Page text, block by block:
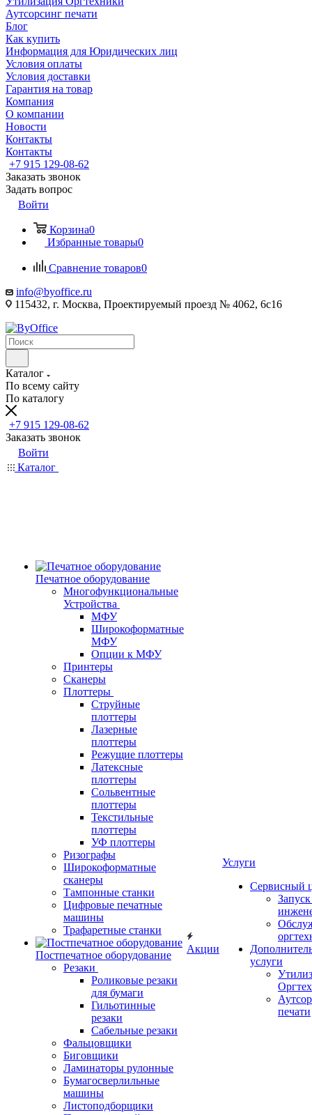
Аутсорсинг печати
Блог
Как купить
Информация для Юридических лиц
Условия оплаты
Условия доставки
Гарантия на товар
Компания
О компании
Новости
Контакты
Контакты
+7 915 129-08-62
Заказать звонок
Задать вопрос
Войти
Корзина0
Избранные товары0
Сравнение товаров0
info@byoffice.ru
115432, г. Москва, Проектируемый проезд № 4062, 6с16
Каталог
По всему сайту
По каталогу
+7 915 129-08-62
Заказать звонок
Войти
Каталог
Печатное оборудование
Многофункциональные
Устройства
МФУ
Широкоформатные
МФУ
Опции к МФУ
Принтеры
Сканеры
Плоттеры
Струйные
плоттеры
Лазерные
плоттеры
Режущие плоттеры
Латексные
плоттеры
Сольвентные
плоттеры
Текстильные
плоттеры
УФ плоттеры
Ризографы
Широкоформатные
сканеры
Тампонные станки
Цифровые печатные
машины
Трафаретные станки
Постпечатное оборудование
Резаки
Роликовые резаки
для бумаги
Гильотинные
резаки
Сабельные резаки
Фальцовщики
Биговщики
Ламинаторы рулонные
Бумагосверлильные
машины
Листоподборщики
Акции
Услуги
Сервисный
услуги
печати